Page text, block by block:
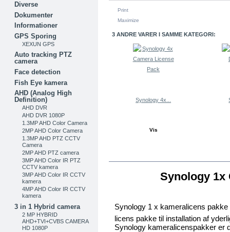
Diverse
Dokumenter
Informationer
GPS Sporing
XEXUN GPS
Auto tracking PTZ
camera
Face detection
Fish Eye kamera
AHD (Analog High
Definition)
AHD DVR
AHD DVR 1080P
1.3MP AHD Color Camera
2MP AHD Color Camera
1.3MP AHD PTZ CCTV
Camera
2MP AHD PTZ camera
3MP AHD Color IR PTZ
CCTV kamera
3MP AHD Color IR CCTV
kamera
4MP AHD Color IR CCTV
kamera
3 in 1 Hybrid camera
2 MP HYBRID
AHD+TVI+CVBS CAMERA
HD 1080P
Print
Maximize
3 ANDRE VARER I SAMME KATEGORI:
Synology 4x...
Vis
Synology 1x
Synology 1 x kameralicens pakke
licens pakke til installation af
Synology kameralicenspakker er